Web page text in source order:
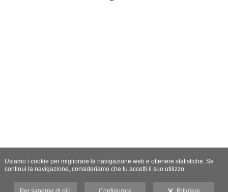
Usiamo i cookie per migliorare la navigazione web e ottenere statistiche. Se
continui la navigazione, consideriamo che tu accetti il suo utilizzo.